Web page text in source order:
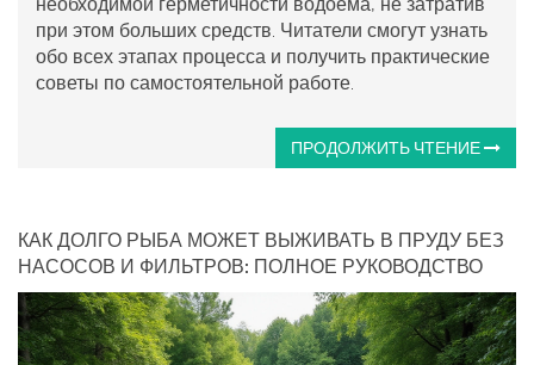
при этом больших средств. Читатели смогут узнать
обо всех этапах процесса и получить практические
советы по самостоятельной работе.
ПРОДОЛЖИТЬ ЧТЕНИЕ
КАК ДОЛГО РЫБА МОЖЕТ ВЫЖИВАТЬ В ПРУДУ БЕЗ
НАСОСОВ И ФИЛЬТРОВ: ПОЛНОЕ РУКОВОДСТВО